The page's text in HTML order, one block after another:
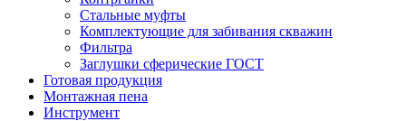
Стальные муфты
Комплектующие для забивания скважин
Фильтра
Заглушки сферические ГОСТ
Готовая продукция
Монтажная пена
Инструмент